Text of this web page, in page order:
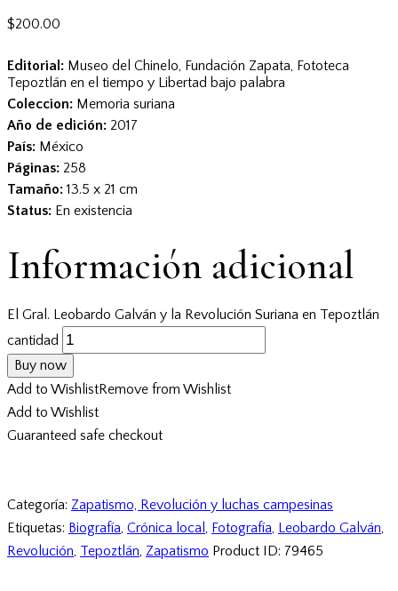
$200.00
Editorial: Museo del Chinelo, Fundación Zapata, Fototeca
Tepoztlán en el tiempo y Libertad bajo palabra
Coleccion: Memoria suriana
Año de edición: 2017
País: México
Páginas: 258
Tamaño: 13.5 x 21 cm
Status: En existencia
Información adicional
El Gral. Leobardo Galván y la Revolución Suriana en Tepoztlán
cantidad
Buy now
Add to WishlistRemove from Wishlist
Add to Wishlist
Guaranteed safe checkout
Categoría: Zapatismo, Revolución y luchas campesinas
Etiquetas: Biografía, Crónica local , Fotografía, Leobardo Galván,
Revolución, Tepoztlán, Zapatismo Product ID: 79465